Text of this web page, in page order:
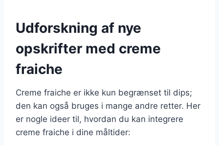
Udforskning af nye
opskrifter med creme
fraiche
Creme fraiche er ikke kun begrænset til dips;
den kan også bruges i mange andre retter. Her
er nogle ideer til, hvordan du kan integrere
creme fraiche i dine måltider: